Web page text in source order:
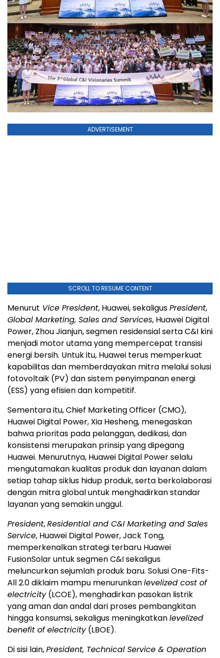
ADVERTISEMENT
SCROLL TO RESUME CONTENT
Menurut Vice President, Huawei, sekaligusPresident,
Global Marketing, Sales and Services, Huawei Digital
Power, Zhou Jianjun, segmen residensial serta C&I kini
menjadi motor utama yang mempercepat transisi
energi bersih. Untuk itu, Huawei terus memperkuat
kapabilitas dan memberdayakan mitra melalui solusi
fotovoltaik (PV) dan sistem penyimpanan energi
(ESS) yang efisien dan kompetitif.
Sementara itu, Chief Marketing Officer (CMO),
Huawei Digital Power, Xia Hesheng, menegaskan
bahwa prioritas pada pelanggan, dedikasi, dan
konsistensi merupakan prinsip yang dipegang
Huawei. Menurutnya, Huawei Digital Power selalu
mengutamakan kualitas produk dan layanan dalam
setiap tahap siklus hidup produk, serta berkolaborasi
dengan mitra global untuk menghadirkan standar
layanan yang semakin unggul.
President,Residential and C&I Marketing and Sales
Service, Huawei Digital Power, Jack Tong,
memperkenalkan strategi terbaru Huawei
FusionSolar untuk segmen C&I sekaligus
meluncurkan sejumlah produk baru. Solusi One-Fits-
All 2.0 diklaim mampu menurunkanlevelized cost of
electricity(LCOE), menghadirkan pasokan listrik
yang aman dan andal dari proses pembangkitan
hingga konsumsi, sekaligus meningkatkanlevelized
benefit of electricity(LBOE).
Di sisi lain,President, Technical Service & Operation